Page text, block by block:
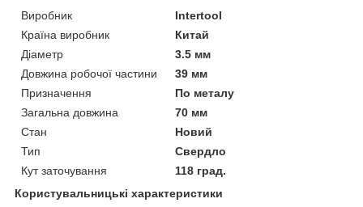
Виробник
Intertool
Країна виробник
Китай
Діаметр
3.5 мм
Довжина робочої частини
39 мм
Призначення
По металу
Загальна довжина
70 мм
Стан
Новий
Тип
Свердло
Кут заточування
118 град.
Користувальницькі характеристики